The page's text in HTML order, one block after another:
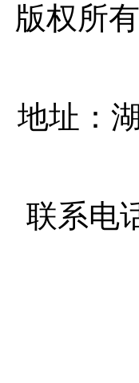
版权所
地址：
联系电